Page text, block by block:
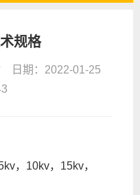
规格
日期：2022-01-25
，10kv，15kv，